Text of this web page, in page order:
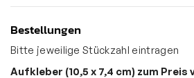
Bestellungen
Bitte jeweilige Stückzahl eintragen
Aufkleber (10,5 x 7,4 cm) zum Preis